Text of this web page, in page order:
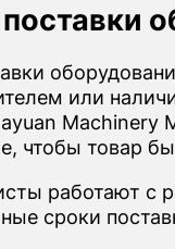
или
Machinery
чтобы товар
работают с
сроки